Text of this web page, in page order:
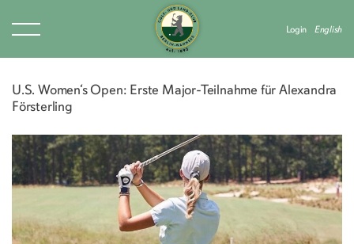
Login English
U.S. Women‘s Open: Erste Major-Teilnahme für Alexandra
Försterling